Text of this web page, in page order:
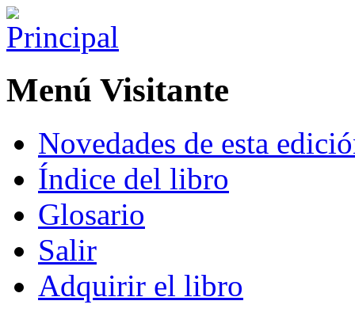
Menú Visitante
Novedades de esta
Índice del libro
Glosario
Salir
Adquirir el libro